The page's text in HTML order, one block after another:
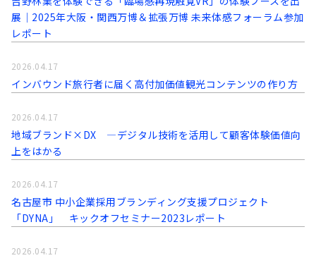
展｜2025年大阪・関西万博＆拡張万博 未来体感フォーラム参加
レポート
インバウンド旅行者に届く高付加価値観光コンテンツの作り方
2026.04.17
地域ブランド×DX ―デジタル技術を活用して顧客体験価値向
上をはかる
2026.04.17
名古屋市 中小企業採用ブランディング支援プロジェクト
「DYNA」 キックオフセミナー2023レポート
2026.04.17
2026.04.17